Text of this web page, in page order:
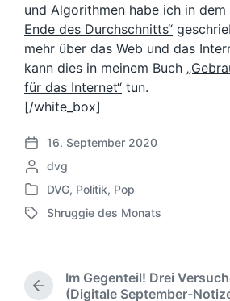
und Algorithmen habe ich in dem
Ende des Durchschnitts“
mehr über das Web und das
kann dies in meinem Buch
für das Internet“ tun.
[/white_box]
V
e
r
f
t
16. September 2020
G
e
c
e
dvg
V
e
f
DVG, Politik, Pop
S
a
Shruggie des Monats
V
Im Gegenteil! Drei
(Digitale September-